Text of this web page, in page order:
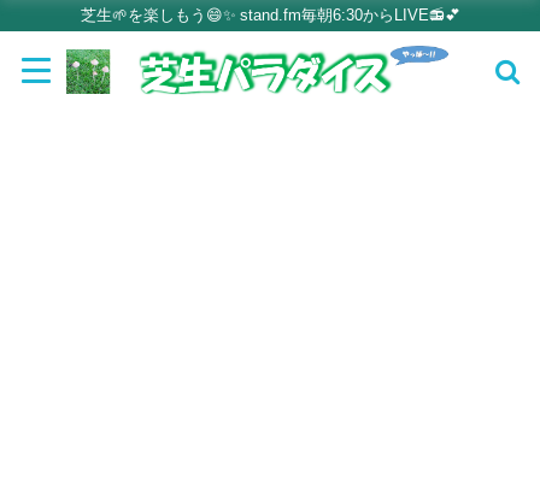
芝生🌱を楽しもう😄✨ stand.fm毎朝6:30からLIVE📻💕